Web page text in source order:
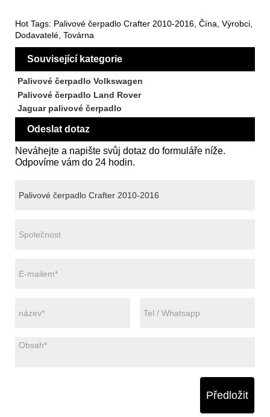
Hot Tags: Palivové čerpadlo Crafter 2010-2016, Čína, Výrobci,
Dodavatelé, Továrna
Související kategorie
Palivové čerpadlo Volkswagen
Palivové čerpadlo Land Rover
Jaguar palivové čerpadlo
Odeslat dotaz
Neváhejte a napište svůj dotaz do formuláře níže.
Odpovíme vám do 24 hodin.
Předložit